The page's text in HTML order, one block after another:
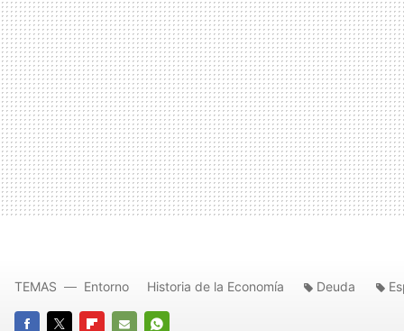
TEMAS Entorno Historia de la Economía Deuda